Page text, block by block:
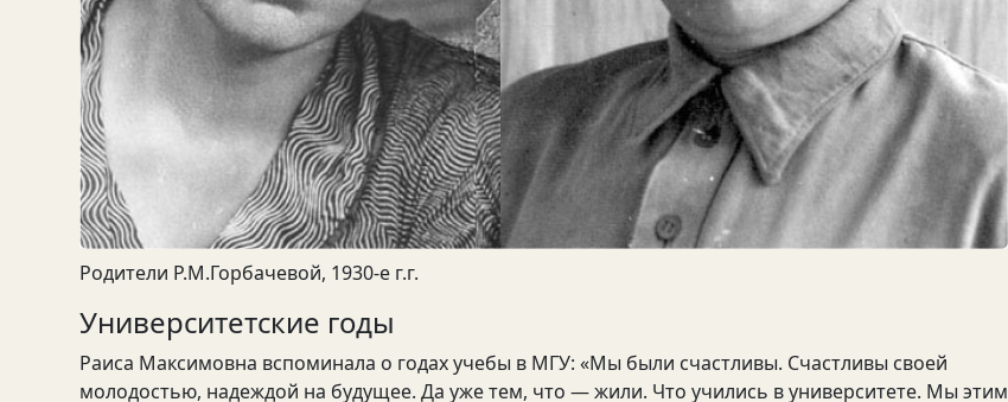
Родители Р.М.Горбачевой, 1930-е г.г.
Университетские годы
Раиса Максимовна вспоминала о годах учебы в МГУ: «Мы были счастливы. Счастливы своей
молодостью, надеждой на будущее. Да уже тем, что — жили. Что учились в университете. Мы этим